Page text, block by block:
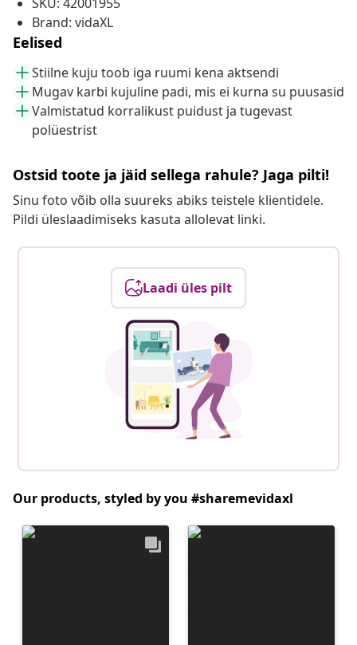
Brand: vidaXL
Eelised
Stiilne kuju toob iga ruumi kena aktsendi
Mugav karbi kujuline padi, mis ei kurna su puusasid
Valmistatud korralikust puidust ja tugevast
polüestrist
Ostsid toote ja jäid sellega rahule? Jaga pilti!
Sinu foto võib olla suureks abiks teistele klientidele.
Pildi üleslaadimiseks kasuta allolevat linki.
Laadi üles pilt
Our products, styled by you #sharemevidaxl